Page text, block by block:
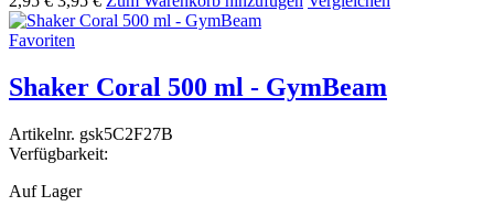
Favoriten
Shaker Coral 500 ml - GymBeam
Artikelnr. gsk5C2F27B
Verfügbarkeit:
Auf Lager